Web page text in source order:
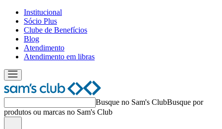
Institucional
Sócio Plus
Clube de Benefícios
Blog
Atendimento
Atendimento em libras
Busque no Sam's ClubBusque por
produtos ou marcas no Sam's Club